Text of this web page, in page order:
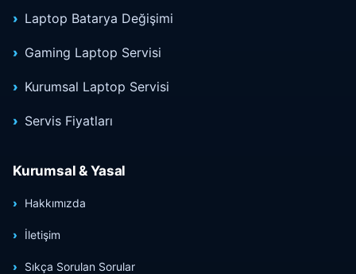
Laptop Batarya Değişimi
Gaming Laptop Servisi
Kurumsal Laptop Servisi
Servis Fiyatları
Kurumsal & Yasal
Hakkımızda
İletişim
Sıkça Sorulan Sorular